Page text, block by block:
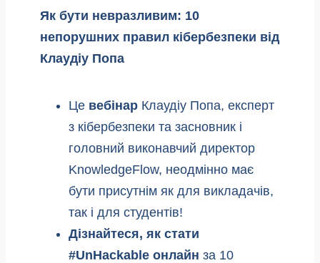
Як бути невразливим: 10
непорушних правил кібербезпеки від
Клаудіу Попа
Це вебінар Клаудіу Попа, експерт
з кібербезпеки та засновник і
головний виконавчий директор
KnowledgeFlow, неодмінно має
бути присутнім як для викладачів,
так і для студентів!
Дізнайтеся, як стати
#UnHackable онлайн за 10